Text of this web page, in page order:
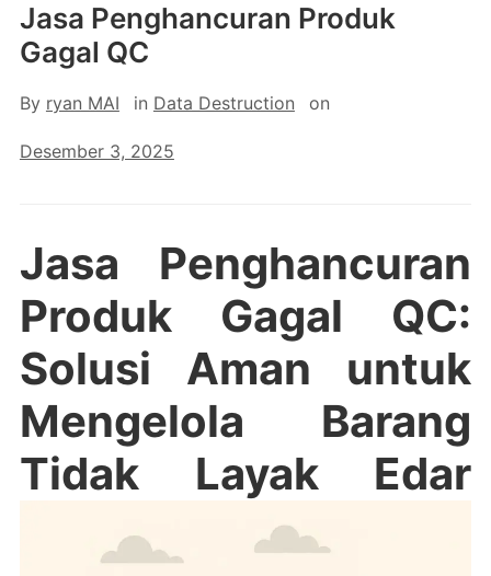
Jasa Penghancuran Produk
Gagal QC
By ryan MAI in Data Destruction on
Desember 3, 2025
Jasa Penghancuran
Produk Gagal QC:
Solusi Aman untuk
Mengelola Barang
Tidak Layak Edar